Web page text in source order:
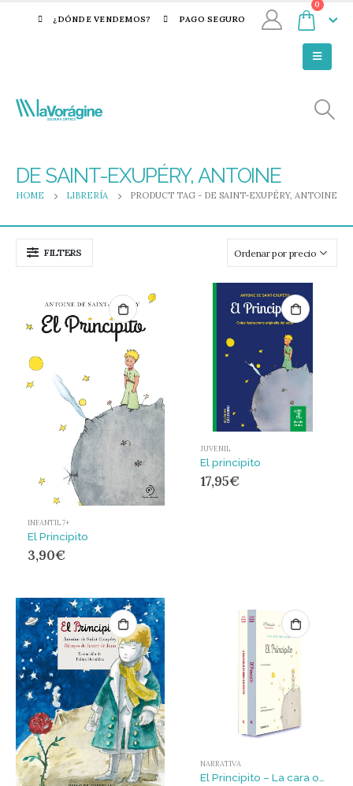
¿DÓNDE VENDEMOS? PAGO SEGURO
0
DE SAINT-EXUPÉRY, ANTOINE
HOME LIBRERÍA PRODUCT TAG - DE SAINT-EXUPÉRY, ANTOINE
FILTERS
INFANTIL 7+
El Principito
3,90€
JUVENIL
El principito
17,95€
NARRATIVA